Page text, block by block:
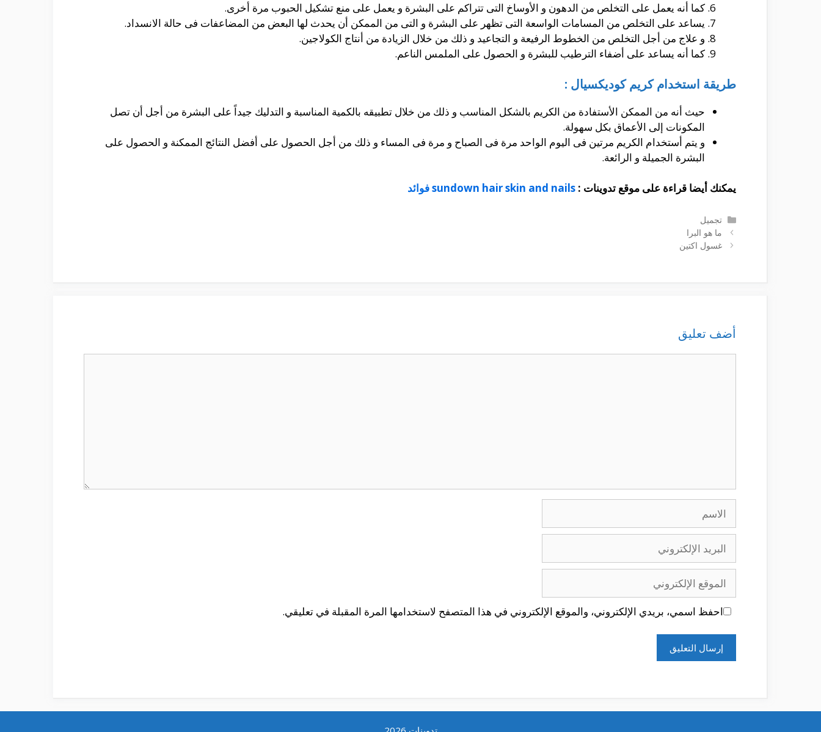
كما أنه يعمل على التخلص من الدهون و الأوساخ التى تتراكم على البشرة و يعمل على منع تشكيل الحبوب مرة أخرى.
يساعد على التخلص من المسامات الواسعة التى تظهر على البشرة و التى من الممكن أن يحدث لها البعض من المضاعفات فى حالة الانسداد.
و علاج من أجل التخلص من الخطوط الرفيعة و التجاعيد و ذلك من خلال الزيادة من أنتاج الكولاجين.
كما أنه يساعد على أضفاء الترطيب للبشرة و الحصول على الملمس الناعم.
طريقة استخدام كريم كوديكسيال :
حيث أنه من الممكن الأستفادة من الكريم بالشكل المناسب و ذلك من خلال تطبيقه بالكمية المناسبة و التدليك جيداً على البشرة من أجل أن تصل
المكونات إلى الأعماق بكل سهولة.
و يتم أستخدام الكريم مرتين فى اليوم الواحد مرة فى الصباح و مرة فى المساء و ذلك من أجل الحصول على أفضل النتائج الممكنة و الحصول على
البشرة الجميلة و الرائعة.
يمكنك أيضا قراءة على موقع تدوينات : sundown hair skin and nails فوائد
التصنيفات
تجميل
ما هو البرا
غسول اكتين
أضف تعليق
الاسم
البريد
الإلكتروني
الموقع
الإلكتروني
احفظ اسمي، بريدي الإلكتروني، والموقع الإلكتروني في هذا المتصفح لاستخدامها المرة المقبلة في تعليقي.